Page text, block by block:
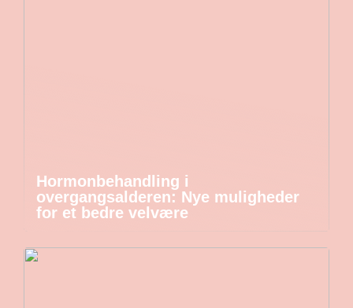
Hormonbehandling i
overgangsalderen: Nye muligheder
for et bedre velvære